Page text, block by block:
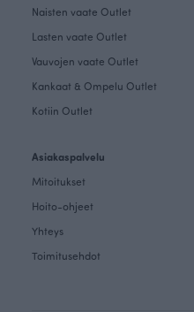
Naisten vaate Outlet
Lasten vaate Outlet
Vauvojen vaate Outlet
Kankaat & Ompelu Outlet
Kotiin Outlet
Asiakaspalvelu
Mitoitukset
Hoito-ohjeet
Yhteys
Toimitusehdot